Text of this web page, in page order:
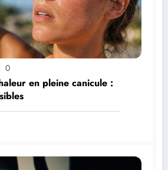
0
en pleine canicule :